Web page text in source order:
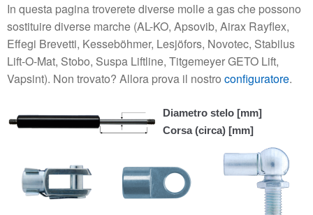
In questa pagina troverete diverse molle a gas che possono
sostituire diverse marche (AL-KO, Apsovib, Airax Rayflex,
Effegi Brevetti, Kesseböhmer, Lesjöfors, Novotec, Stabilus
Lift-O-Mat, Stobo, Suspa Liftline, Titgemeyer GETO Lift,
Vapsint). Non trovato? Allora prova il nostro configuratore.